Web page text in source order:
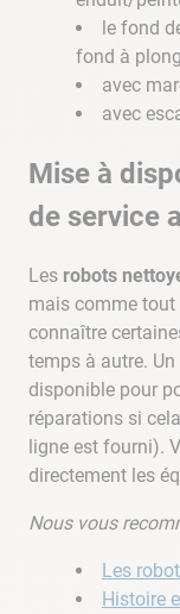
le fond
fond à
avec
avec
Mise à
de service
Les robots
mais comme
connaître
temps à autre.
disponible pour
réparations si
ligne est fourni).
directement les
Nous vous
Les
Histoire